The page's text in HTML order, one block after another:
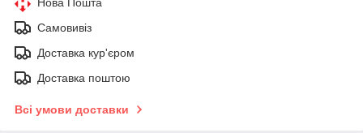
Самовивіз
Доставка кур'єром
Доставка поштою
Всі умови доставки